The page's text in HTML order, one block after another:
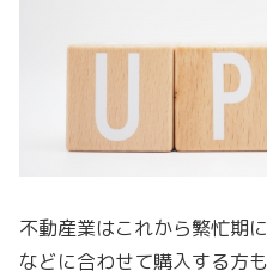
不動産業はこれから繁忙期
などに合わせて購入する方